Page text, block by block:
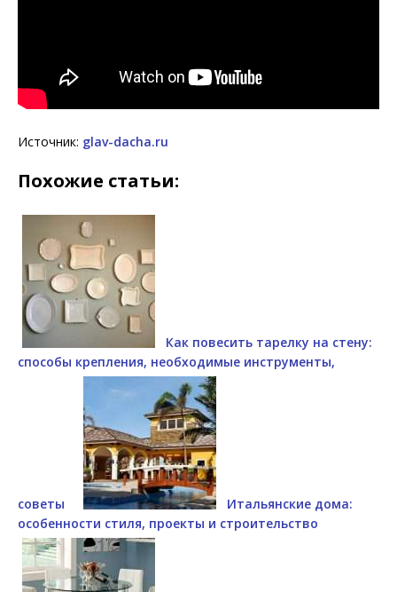
Источник: glav-dacha.ru
Похожие статьи:
Как повесить тарелку на стену:
способы крепления, необходимые инструменты,
советы
Итальянские дома:
особенности стиля, проекты и строительство